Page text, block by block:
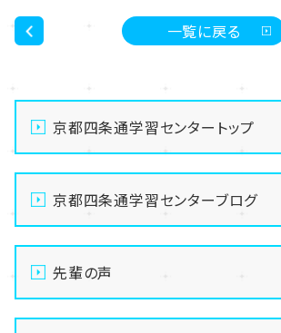
一覧に戻る
京都四条通学習センタートップ
京都四条通学習センターブログ
先輩の声